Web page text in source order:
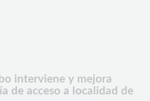
interviene y mejora
de acceso a localidad de